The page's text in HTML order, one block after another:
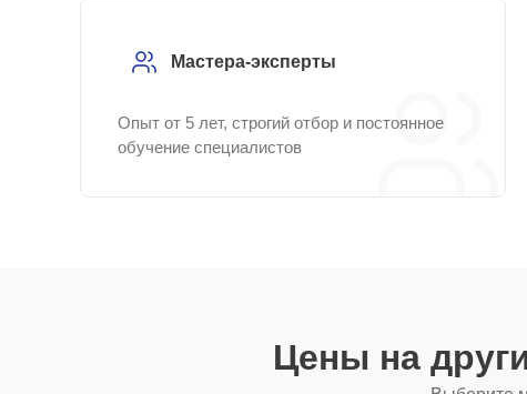
Мастера-эксперты
Опыт от 5 лет, строгий отбор и постоянное
обучение специалистов
Цены на